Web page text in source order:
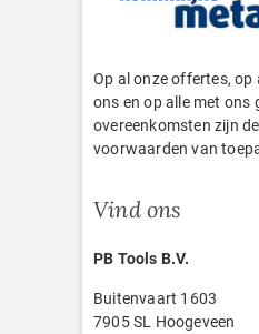
Op al onze offertes, op
ons en op alle met ons
overeenkomsten zijn
voorwaarden van
Vind ons
PB
Buitenvaart 1603
7905 SL Hoogeveen